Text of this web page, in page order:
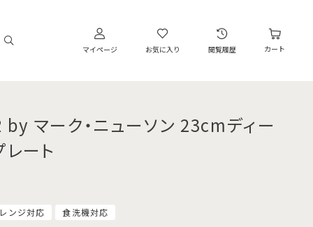
マイページ お気に入り 閲覧履歴 カート
by マーク・ニューソン 23cmディー
レート
ンジ対応 食洗機対応